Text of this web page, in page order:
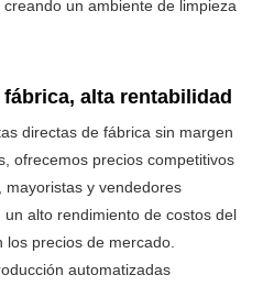
un ambiente de limpieza
alta rentabilidad
directas de fábrica sin margen
ofrecemos precios competitivos
y vendedores
alto rendimiento de costos del
precios de mercado.
automatizadas